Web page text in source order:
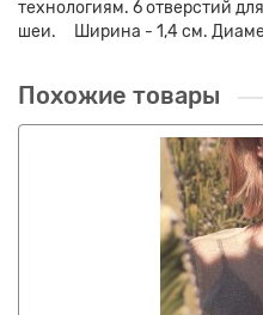
технологиям. 6 отверстий
шеи. Ширина - 1,4 см.
Похожие товары